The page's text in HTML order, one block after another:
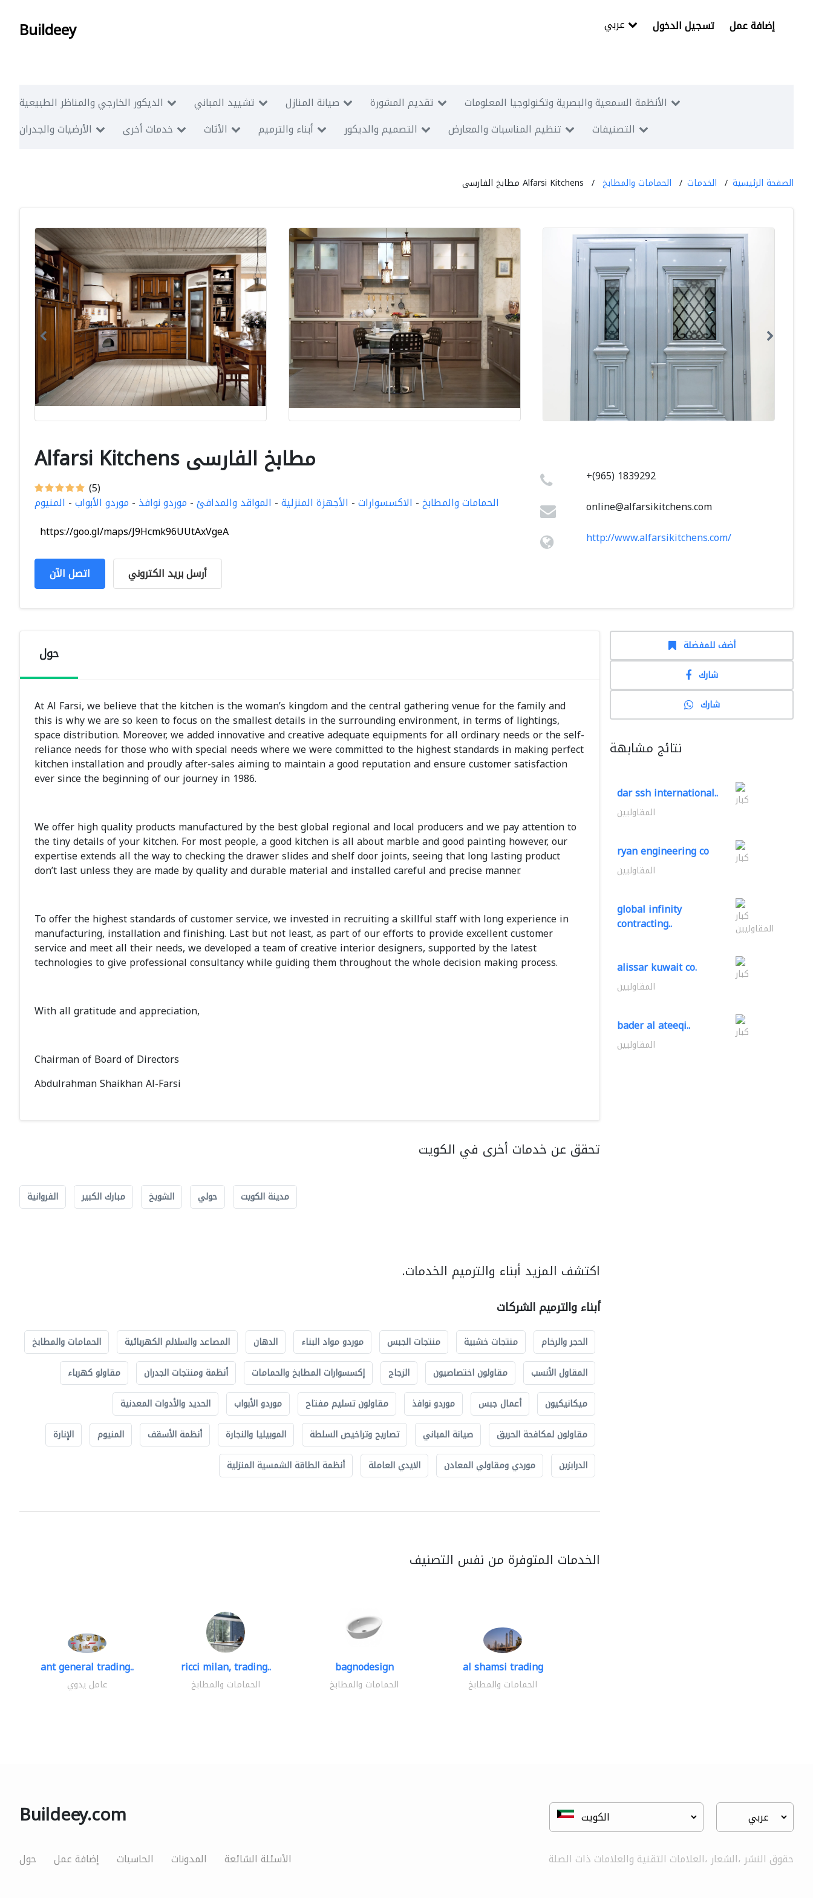
Buildeey تسجيل الدخول إضافة عمل
الديكور الخارجي والمناظر الطبيعية تشييد المباني صيانة المنازل تقديم المشورة
الأنظمة السمعية والبصرية وتكنولوجيا المعلومات
الأرضيات والجدران
خدمات أخرى الأثاث أبناء والترميم التصميم والديكور تنظيم المناسبات والمعارض التصنيفات
الصفحة الرئيسية الخدمات الحمامات والمطابخ Alfarsi Kitchens مطابخ الفارسى
Alfarsi Kitchens مطابخ الفارسى
(5)
الحمامات والمطابخ- الاكسسوارات- الأجهزة المنزلية- المواقد والمدافئ- موردو نوافذ - موردو الأبواب- المنيوم
https://goo.gl/maps/J9Hcmk96UUtAxVgeA
اتصل الآن أرسل بريد الكتروني
+(965) 1839292
online@alfarsikitchens.com
http://www.alfarsikitchens.com/
حول
At Al Farsi, we believe that the kitchen is the woman’s kingdom and the central gathering venue for the family and
this is why we are so keen to focus on the smallest details in the surrounding environment, in terms of lightings,
space distribution. Moreover, we added innovative and creative adequate equipments for all ordinary needs or the self-
reliance needs for those who with special needs where we were committed to the highest standards in making perfect
kitchen installation and proudly after-sales aiming to maintain a good reputation and ensure customer satisfaction
ever since the beginning of our journey in 1986.
We offer high quality products manufactured by the best global regional and local producers and we pay attention to
the tiny details of your kitchen. For most people, a good kitchen is all about marble and good painting however, our
expertise extends all the way to checking the drawer slides and shelf door joints, seeing that long lasting product
don’t last unless they are made by quality and durable material and installed careful and precise manner.
To offer the highest standards of customer service, we invested in recruiting a skillful staff with long experience in
manufacturing, installation and finishing. Last but not least, as part of our efforts to provide excellent customer
service and meet all their needs, we developed a team of creative interior designers, supported by the latest
technologies to give professional consultancy while guiding them throughout the whole decision making process.
With all gratitude and appreciation,
Chairman of Board of Directors
Abdulrahman Shaikhan Al-Farsi
تحقق عن خدمات أخرى في الكويت
مدينة الكويت حولي الشويخ مبارك الكبير الفروانية
اكتشف المزيد أبناء والترميم الخدمات.
أبناء والترميم الشركات
الحجر والرخام منتجات خشبية منتجات الجبس موردو مواد البناء الدهان المصاعد والسلالم الكهربائية
الحمامات والمطابخ
المقاول الأنسب
مقاولون اختصاصيون الزجاج إكسسوارات المطابخ والحمامات أنظمة ومنتجات الجدران
مقاولو كهرباء
ميكانيكيون
أعمال جبس موردو نوافذ مقاولون تسليم مفتاح موردو الأبواب
الحديد والأدوات المعدنية
مقاولون لمكافحة الحريق
صيانة المباني تصاريح وتراخيص السلطة الموبيليا والنجارة أنظمة الأسقف المنيوم
الإنارة
الدرابزين
موردي ومقاولي المعادن الايدي العاملة أنظمة الطاقة الشمسية المنزلية
الخدمات المتوفرة من نفس التصنيف
ant general trading..
عامل يدوي
ricci milan, trading..
الحمامات والمطابخ
bagnodesign
الحمامات والمطابخ
al shamsi trading
الحمامات والمطابخ
أضف للمفضلة
شارك
شارك
نتائج مشابهة
dar ssh international.. كبار
المقاوليين
ryan engineering co كبار
المقاوليين
global infinity
contracting.. كبار
المقاوليين
alissar kuwait co. كبار
المقاوليين
bader al ateeqi.. كبار
المقاوليين
Buildeey.com
حول إضافة عمل الحاسبات المدونات الأسئلة الشائعة حقوق النشر ،الشعار ،العلامات التقنية والعلامات ذات الصلة